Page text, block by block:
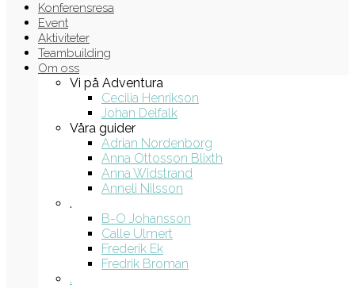
Konferensresa
Event
Aktiviteter
Teambuilding
Om oss
Vi på Adventura
Cecilia Henrikson
Johan Delfalk
Våra guider
Adrian Nordenborg
Anna Ottosson Blixth
Anna Widstrand
Anneli Nilsson
.
B-O Johansson
Calle Ulmert
Frederik Ek
Fredrik Broman
.